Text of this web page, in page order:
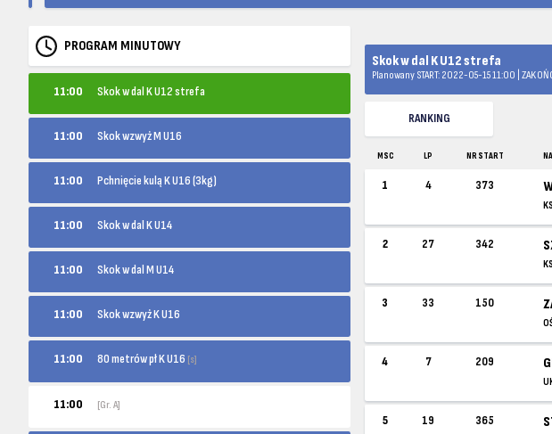
PROGRAM MINUTOWY
11:00 Skok w dal K U12 strefa
11:00 Skok wzwyż M U16
11:00 Pchnięcie kulą K U16 (3kg)
11:00 Skok w dal K U14
11:00 Skok w dal M U14
11:00 Skok wzwyż K U16
11:00 80 metrów pł K U16 [s]
11:00 [Gr. A]
Skok w dal K U12 strefa
Planowany START: 2022-05-15 11:00 |
RANKING
MSC LP NR START
1 4 373
2 27 342
3 33 150
4 7 209
5 19 365